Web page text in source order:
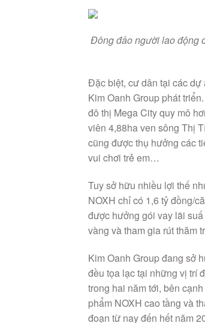
Đặc biệt, cư dân tại các dự
Kim Oanh Group phát
đô thị Mega City quy mô
viên 4,88ha ven sông Thị
vui chơi trẻ em…
Tuy sở hữu nhiều lợi thế
NOXH chỉ có 1,6 tỷ đồng/
được hưởng gói vay lãi
vàng và tham gia rút thăm
Kim Oanh Group đang sở
đều tọa lạc tại những vị trí
trong hai năm tới, bên
phẩm NOXH cao tầng và
“Kim Oanh Group đang
hùng mạnh về tài chính và
mà các dự án NOXH của
này, hứa hẹn sẽ mang đến